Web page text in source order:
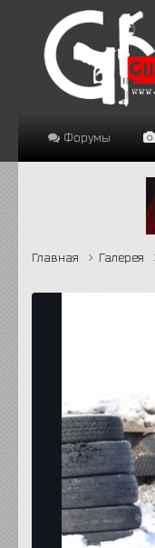
Форумы
Главная Галерея